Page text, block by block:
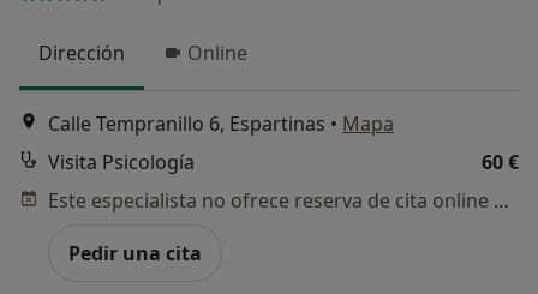
Dirección Online
Calle Tempranillo 6, Espartinas • Mapa
Visita Psicología
60 €
Este especialista no ofrece reserva de cita online en esta dirección.
Pedir una cita